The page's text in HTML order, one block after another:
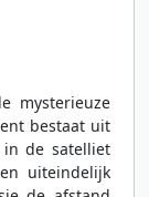
mysterieuze
bestaat uit
in de satelliet
uiteindelijk